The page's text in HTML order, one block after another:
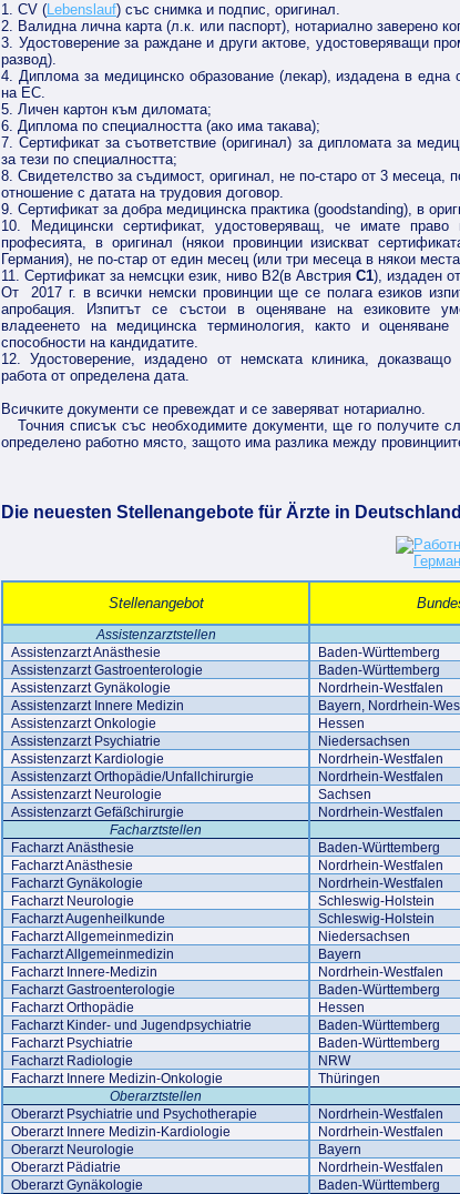
1. CV (Lebenslauf) със снимка и подпис, оригинал.
2. Валидна лична карта (л.к. или паспорт), нотариално заверено
3. Удостоверение за раждане и други актове, удостоверяващи
развод).
4. Диплома за медицинско образование (лекар), издадена в една
на ЕС.
5. Личен картон към диломата;
6. Диплома по специалността (ако има такава);
7. Сертификат за съответствие (оригинал) за дипломата за
за тези по специалността;
8. Cвидетелство за съдимост, оригинал, не по-старо от 3 месеца,
отношение с датата на трудовия договор.
9. Сертификат за добра медицинска практика (goodstanding), в
10. Медицински сертификат, удостоверяващ, че имате право
професията, в оригинал (някои провинции изискват
Германия), не по-стар от един месец (или три месеца в някои
11. Cертификат за немсцки език, ниво B2(в Австрия C1), издаден
От 2017 г. в всички немски провинции ще се полага езиков
апробация. Изпитът се състои в оценяване на езиковите
владеенето на медицинска терминология, както и оценяване
способности на кандидатите.
12. Удостоверение, издадено от немската клиника,
работа от определена дата.
Всичките документи се превеждат и се заверяват нотариално.
Точния списък със необходимите документи, ще го получите
определено работно място, защото има разлика между
Die neuesten Stellenangebote für Ärzte in
Stellenangebot
Assistenzarztstellen
Assistenzarzt Anästhesie
Baden-Württemberg
Assistenzarzt Gastroenterologie
Baden-Württemberg
Assistenzarzt Gynäkologie
Nordrhein-Westfalen
Assistenzarzt Innere Medizin
Bayern, Nordrhein-
Assistenzarzt Onkologie
Hessen
Assistenzarzt Psychiatrie
Niedersachsen
Assistenzarzt Kardiologie
Nordrhein-Westfalen
Assistenzarzt Orthopädie/Unfallchirurgie
Nordrhein-Westfalen
Assistenzarzt Neurologie
Sachsen
Assistenzarzt Gefäßchirurgie
Nordrhein-Westfalen
Facharztstellen
Facharzt Anästhesie
Baden-Württemberg
Facharzt Anästhesie
Nordrhein-Westfalen
Facharzt Gynäkologie
Nordrhein-Westfalen
Facharzt Neurologie
Schleswig-Holstein
Facharzt Augenheilkunde
Schleswig-Holstein
Facharzt Allgemeinmedizin
Niedersachsen
Facharzt Allgemeinmedizin
Bayern
Facharzt Innere-Medizin
Nordrhein-Westfalen
Facharzt Gastroenterologie
Baden-Württemberg
Facharzt Orthopädie
Hessen
Facharzt Kinder- und Jugendpsychiatrie
Baden-Württemberg
Facharzt Psychiatrie
Baden-Württemberg
Facharzt Radiologie
NRW
Facharzt Innere Medizin-Onkologie
Thüringen
Oberarztstellen
Oberarzt Psychiatrie und Psychotherapie
Nordrhein-Westfalen
Oberarzt Innere Medizin-Kardiologie
Nordrhein-Westfalen
Oberarzt Neurologie
Bayern
Oberarzt Pädiatrie
Nordrhein-Westfalen
Oberarzt Gynäkologie
Baden-Württemberg